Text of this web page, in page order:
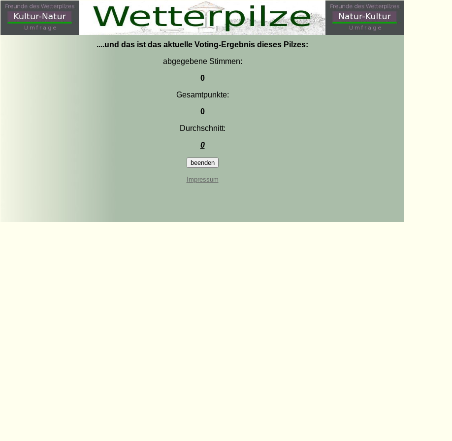
....und das ist das aktuelle Voting-Ergebnis dieses Pilzes:
abgegebene Stimmen:
0
Gesamtpunkte:
0
Durchschnitt:
0
Impressum